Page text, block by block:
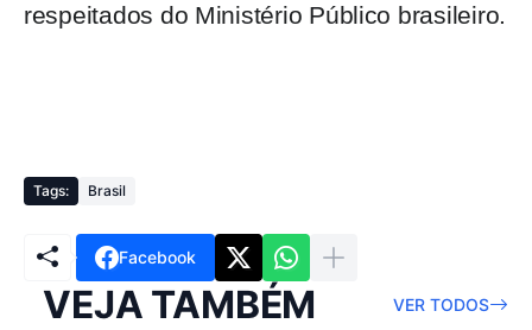
respeitados do Ministério Público brasileiro.
Tags: Brasil
Facebook
VEJA TAMBÉM VER TODOS